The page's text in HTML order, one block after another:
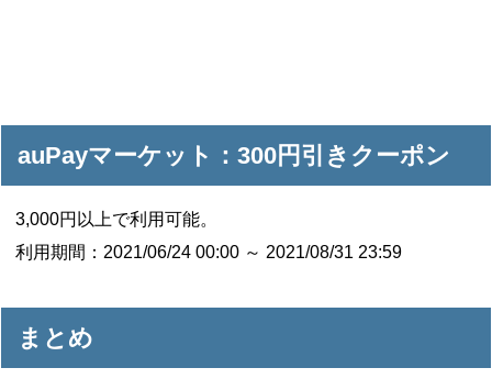
auPayマーケット：300円引きクーポン
3,000円以上で利用可能。
利用期間：2021/06/24 00:00 ～ 2021/08/31 23:59
まとめ